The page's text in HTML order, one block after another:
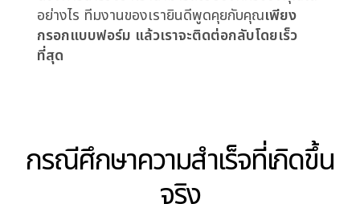
รับผิดชอบที่ชัดเจนให้กับทุกคนในองค์กร รวมถึงการ
สร้างกลไกการตรวจสอบและประเมินผลการตัดสินใจ
อย่างสม่ำเสมอ นอกจากนี้ องค์กรควรส่งเสริมให้
จะช่วยให้องค์กรสามารถปรับปรุงกระบวนการตัดสิน
ใจให้ดีขึ้นได้ในระยะยาว แม้ว่าการสร้างวัฒนธรรมที่
ให้ความสำคัญกับความรับผิดชอบและความโปร่งใส